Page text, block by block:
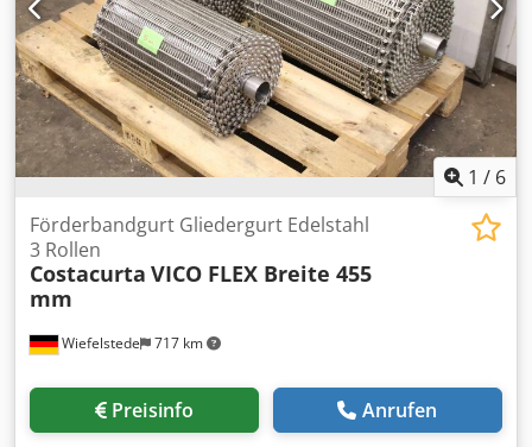
1 / 6
Wiefelstede 717 km
Förderbandgurt Gliedergurt Edelstahl
3 Rollen
Costacurta VICO FLEX Breite 455
mm
Preisinfo Anrufen